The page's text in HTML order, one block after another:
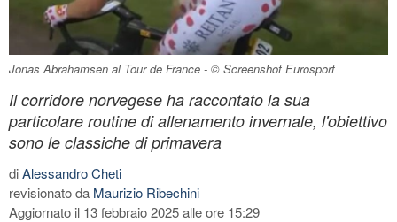
Jonas Abrahamsen al Tour de France - © Screenshot Eurosport
Il corridore norvegese ha raccontato la sua
particolare routine di allenamento invernale, l'obiettivo
sono le classiche di primavera
diAlessandro Cheti
revisionato da Maurizio Ribechini
Aggiornato il 13 febbraio 2025 alle ore 15:29